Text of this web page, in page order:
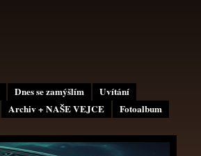
Dnes se zamýšlím
Uvítání
Archiv + NAŠE VEJCE
Fotoalbum